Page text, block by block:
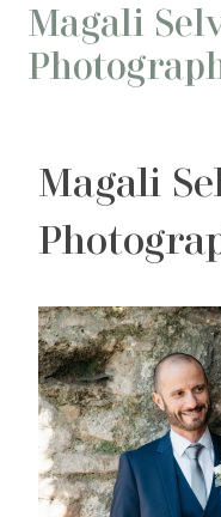
Aller
contenu
Magali
Magali